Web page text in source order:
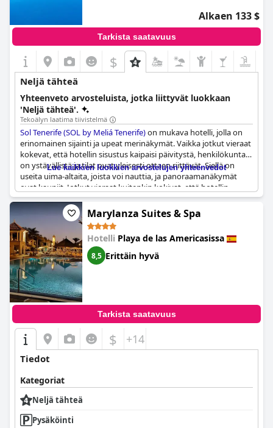
Alkaen 133 $
Tarkista saatavuus
$
Neljä tähteä
Yhteenveto arvosteluista, jotka liittyvät luokkaan
'Neljä tähteä'.
Tekoälyn laatima tiivistelmä
Sol Tenerife (SOL by Meliá Tenerife)on mukava hotelli, jolla on
erinomainen sijainti ja upeat merinäkymät. Vaikka jotkut vieraat
kokevat, että hotellin sisustus kaipaisi päivitystä, henkilökunta
on ystävällistä ja tilat ovat yleisesti ottaen riittävät. Siellä on
useita uima-altaita, joista voi nauttia, ja panoraamanäkymät
ovat kauniit. Jotkut vieraat kuitenkin kokivat, että hotellin
yleinen laatu ei vastannut neljän tähden luokituksen odotuksia.
Tilat olivat perustasoa ja jotkut mukavuudet vanhentuneita,
minkä vuoksi jotkut uskoivat sen olevan vain kolmen tähden
arvoinen. Siitä huolimatta hotellin sijainti on kätevä ja
henkilökunta on avuliasta.
Lue kaikkien luokkien arvostelujen yhteenvedot
Marylanza Suites & Spa
Hotelli Playa de las Americasissa
8,5 Erittäin hyvä
Tarkista saatavuus
$ +14
Tiedot
Kategoriat
Neljä tähteä
Pysäköinti